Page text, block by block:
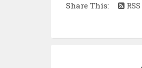
Share This: RSS